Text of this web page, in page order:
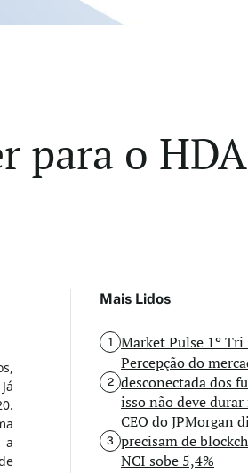
para o
a
Mais Lidos
1 Market Pulse 1º Tri
2
Percepção do
desconectada dos
isso não deve
3
CEO do JPMorgan
precisam de
NCI sobe 5,4%